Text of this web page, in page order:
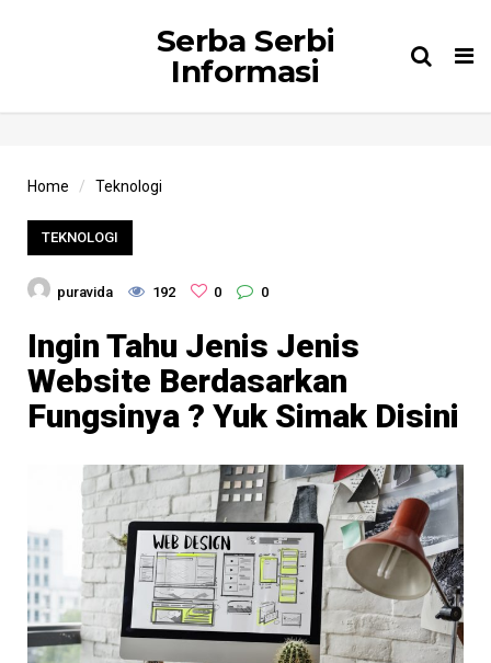
Serba Serbi
Informasi
Home Teknologi
TEKNOLOGI
puravida 192 0 0
Ingin Tahu Jenis Jenis
Website Berdasarkan
Fungsinya ? Yuk Simak Disini